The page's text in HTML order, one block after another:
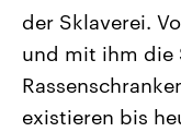
Alle Informationen
Sachsen-Anhalt
September 2026
Bundesland von
Umfragen,
der Sklaverei.
und mit ihm die
existieren bis